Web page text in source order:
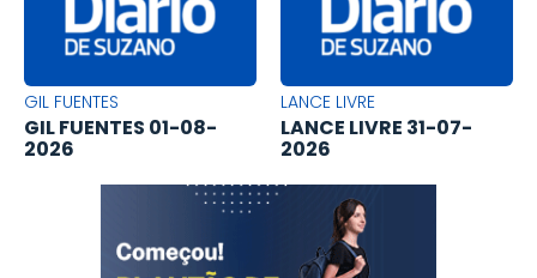
GIL FUENTES
GIL FUENTES 01-08-
2026
LANCE LIVRE
LANCE LIVRE 31-07-
2026